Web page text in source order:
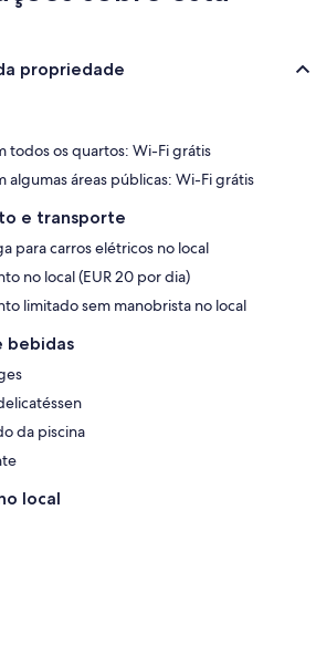
propriedade
todos os quartos: Wi-Fi grátis
algumas áreas públicas: Wi-Fi grátis
e transporte
para carros elétricos no local
no local (EUR 20 por dia)
limitado sem manobrista no local
bebidas
da piscina
local